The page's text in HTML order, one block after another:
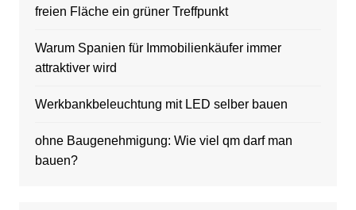
freien Fläche ein grüner Treffpunkt
Warum Spanien für Immobilienkäufer immer
attraktiver wird
Werkbankbeleuchtung mit LED selber bauen
ohne Baugenehmigung: Wie viel qm darf man
bauen?